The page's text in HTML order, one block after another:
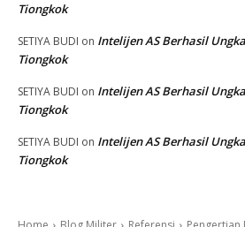
Tiongkok
SETIYA BUDI on Intelijen AS Berhasil
Tiongkok
SETIYA BUDI on Intelijen AS Berhasil
Tiongkok
SETIYA BUDI on Intelijen AS Berhasil
Tiongkok